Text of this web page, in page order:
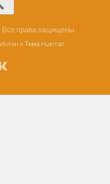
Все права защищены.
вТема Hueman